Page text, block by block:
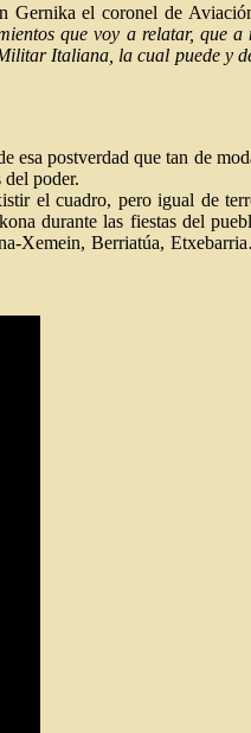
Gernika el coronel de
que voy a relatar,
Italiana, la cual puede y
postverdad que tan de
del poder.
el cuadro, pero igual de
durante las fiestas del
Xemein, Berriatúa,